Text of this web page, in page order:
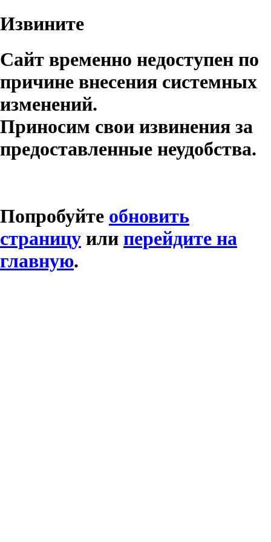
Извините
Сайт временно недоступен по
причине внесения системных
изменений.
Приносим свои извинения за
предоставленные неудобства.
Попробуйте обновить
страницу или перейдите на
главную.